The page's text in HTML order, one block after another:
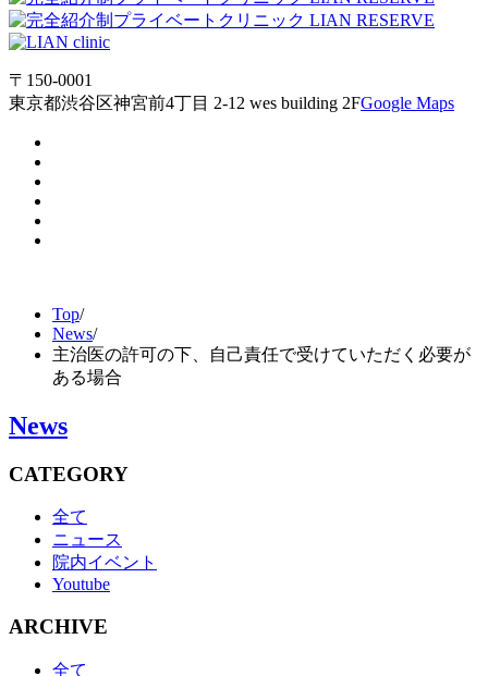
〒150-0001
東京都渋谷区神宮前4丁目 2-12 wes building 2FGoogle Maps
Top/
News/
主治医の許可の下、自己責任で受けていただく必要が
ある場合
News
CATEGORY
全て
ニュース
院内イベント
Youtube
ARCHIVE
全て